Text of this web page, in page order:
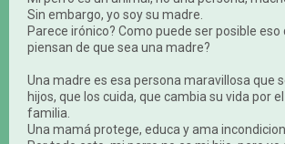
Sin embargo, yo soy su madre.
Parece irónico? Como puede ser posible eso
piensan de que sea una madre?
Una madre es esa persona maravillosa que
hijos, que los cuida, que cambia su vida por
familia.
Una mamá protege, educa y ama